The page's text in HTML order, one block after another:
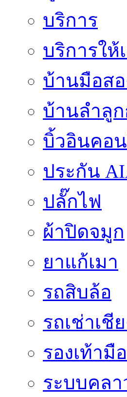
บริการ
บริการให้
บ้านมือส
บ้านลำลู
บิ้วอินคอ
ประกัน
ปลั๊กไฟ
ผ้าปิดจมูก
ยาแก้เมา
รถสิบล้อ
รถเช่าเชี
รองเท้ามื
ระบบคลา